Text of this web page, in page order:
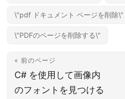
\"pdf ドキュメント ページを削除\"
\"PDFのページを削除する\"
« 前のページ
C# を使用して画像内
のフォントを見つける